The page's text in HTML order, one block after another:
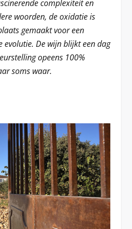
complexiteit en
woorden, de oxidatie is
gemaakt voor een
evolutie. De wijn blijkt een dag
opeens 100%
soms waar.